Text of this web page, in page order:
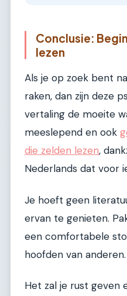
Conclusie:
lezen
Als je op zoek bent
raken, dan zijn deze
vertaling de moeite
meeslepend en ook
die zelden lezen,
Nederlands dat voor
Je hoeft geen
ervan te genieten.
een comfortabele
hoofden van anderen.
Het zal je rust geven